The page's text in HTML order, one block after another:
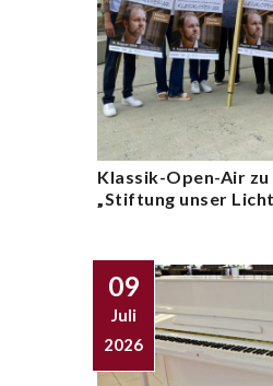
Klassik-Open-Air
„Stiftung unser
09
Juli
2026